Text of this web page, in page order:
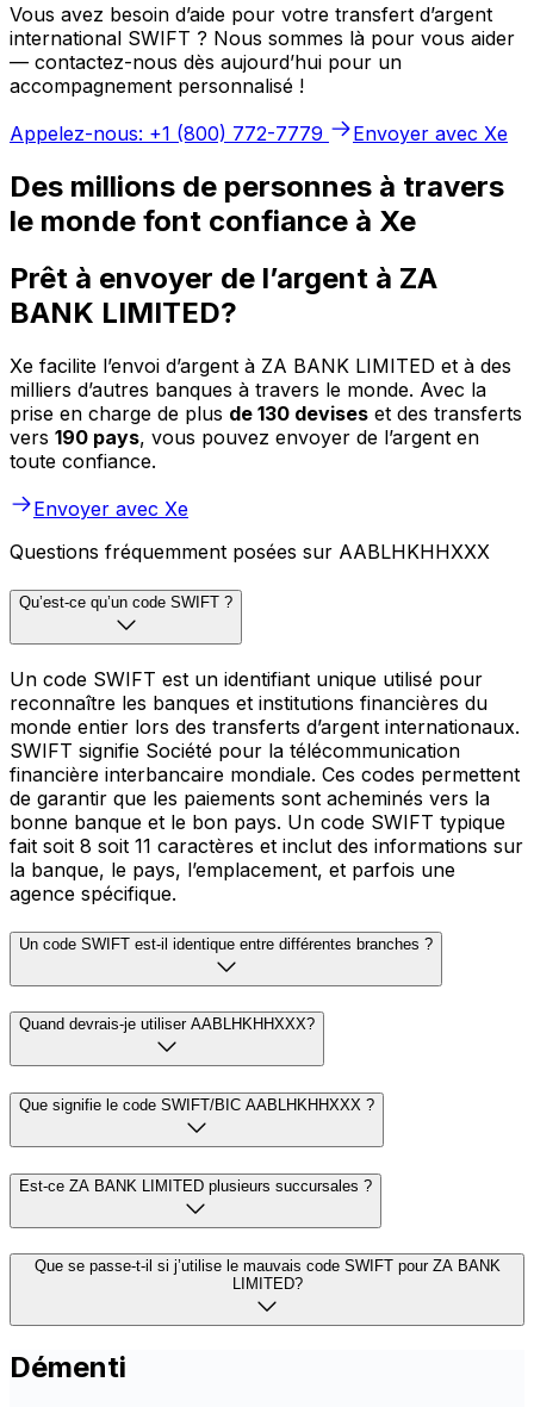
Vous avez besoin d’aide pour votre transfert d’argent
international SWIFT ? Nous sommes là pour vous aider
— contactez-nous dès aujourd’hui pour un
accompagnement personnalisé !
Appelez-nous: +1 (800) 772-7779
Envoyer avec Xe
Des millions de personnes à travers
le monde font confiance à Xe
Prêt à envoyer de l’argent à ZA
BANK LIMITED?
Xe facilite l’envoi d’argent à ZA BANK LIMITED et à des
milliers d’autres banques à travers le monde. Avec la
prise en charge de plus de 130 devises et des transferts
vers 190 pays, vous pouvez envoyer de l’argent en
toute confiance.
Envoyer avec Xe
Questions fréquemment posées sur AABLHKHHXXX
Qu’est-ce qu’un code SWIFT ?
Un code SWIFT est un identifiant unique utilisé pour
reconnaître les banques et institutions financières du
monde entier lors des transferts d’argent internationaux.
SWIFT signifie Société pour la télécommunication
financière interbancaire mondiale. Ces codes permettent
de garantir que les paiements sont acheminés vers la
bonne banque et le bon pays. Un code SWIFT typique
fait soit 8 soit 11 caractères et inclut des informations sur
la banque, le pays, l’emplacement, et parfois une
agence spécifique.
Un code SWIFT est-il identique entre différentes branches ?
Quand devrais-je utiliser AABLHKHHXXX?
Que signifie le code SWIFT/BIC AABLHKHHXXX ?
Est-ce ZA BANK LIMITED plusieurs succursales ?
Que se passe-t-il si j’utilise le mauvais code SWIFT pour ZA BANK
LIMITED?
Démenti